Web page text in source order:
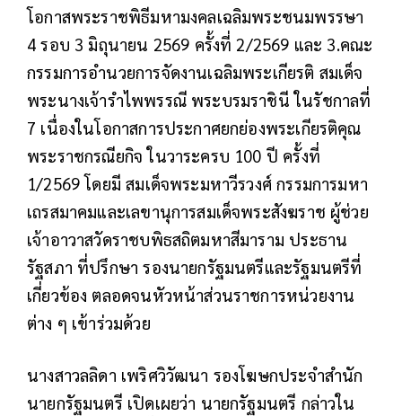
โอกาสพระราชพิธีมหามงคลเฉลิมพระชนมพรรษา
4 รอบ 3 มิถุนายน 2569 ครั้งที่ 2/2569 และ 3.คณะ
กรรมการอำนวยการจัดงานเฉลิมพระเกียรติ สมเด็จ
พระนางเจ้ารำไพพรรณี พระบรมราชินี ในรัชกาลที่
7 เนื่องในโอกาสการประกาศยกย่องพระเกียรติคุณ
พระราชกรณียกิจ ในวาระครบ 100 ปี ครั้งที่
1/2569 โดยมี สมเด็จพระมหาวีรวงศ์ กรรมการมหา
เถรสมาคมและเลขานุการสมเด็จพระสังฆราช ผู้ช่วย
เจ้าอาวาสวัดราชบพิธสถิตมหาสีมาราม ประธาน
รัฐสภา ที่ปรึกษา รองนายกรัฐมนตรีและรัฐมนตรีที่
เกี่ยวข้อง ตลอดจนหัวหน้าส่วนราชการหน่วยงาน
ต่าง ๆ เข้าร่วมด้วย
นางสาวลลิดา เพริศวิวัฒนา รองโฆษกประจำสำนัก
นายกรัฐมนตรี เปิดเผยว่า นายกรัฐมนตรี กล่าวใน